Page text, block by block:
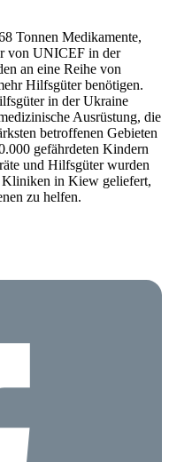
Tonnen Medikamente,
von UNICEF in der
an eine Reihe von
Hilfsgüter benötigen.
in der Ukraine
Ausrüstung, die
betroffenen Gebieten
gefährdeten Kindern
und Hilfsgüter wurden
Kliniken in Kiew geliefert,
zu helfen.